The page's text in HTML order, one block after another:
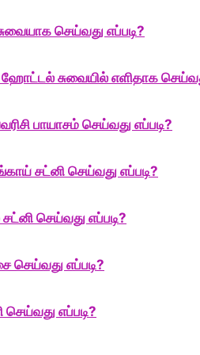
செய்வது எப்படி?
சுவையில் எளிதாக செய்வது
பாயாசம் செய்வது எப்படி?
சட்னி செய்வது எப்படி?
செய்வது எப்படி?
எப்படி?
எப்படி?